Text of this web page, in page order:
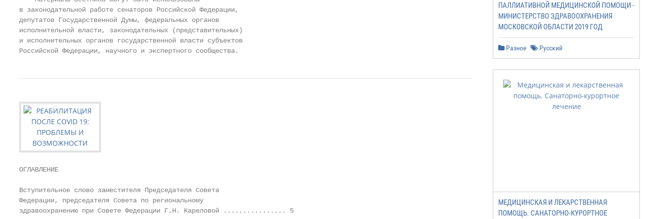
в законодательной работе сенаторов Российской Федерации,
депутатов Государственной Думы, федеральных органов
исполнительной власти, законодательных (представительных)
и исполнительных органов государственной власти субъектов
Российской Федерации, научного и экспертного сообщества.
ОГЛАВЛЕНИЕ
Вступительное слово заместителя Председателя Совета
Федерации, председателя Совета по региональному
здравоохранению при Совете Федерации Г.Н. Кареловой ................ 5
ПАЛЛИАТИВНОЙ МЕДИЦИНСКОЙ ПОМОЩИ -
МИНИСТЕРСТВО ЗДРАВООХРАНЕНИЯ
МОСКОВСКОЙ ОБЛАСТИ 2019 ГОД
Разное Русский
МЕДИЦИНСКАЯ И ЛЕКАРСТВЕННАЯ
ПОМОЩЬ. САНАТОРНО-КУРОРТНОЕ